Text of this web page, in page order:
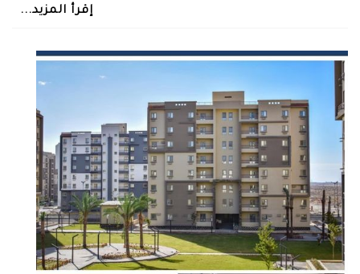
إقرأ المزيد...